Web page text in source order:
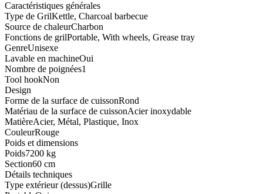
Caractéristiques générales
Type de GrilKettle, Charcoal barbecue
Source de chaleurCharbon
Fonctions de grilPortable, With wheels, Grease tray
GenreUnisexe
Lavable en machineOui
Nombre de poignées1
Tool hookNon
Design
Forme de la surface de cuissonRond
Matériau de la surface de cuissonAcier inoxydable
MatièreAcier, Métal, Plastique, Inox
CouleurRouge
Poids et dimensions
Poids7200 kg
Section60 cm
Détails techniques
Type extérieur (dessus)Grille